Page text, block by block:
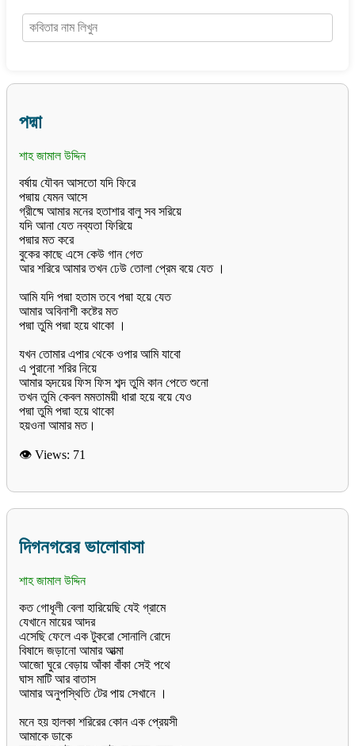
পদ্মা
শাহ জামাল উদ্দিন
বর্ষায় যৌবন আসতো যদি ফিরে
পদ্মায় যেমন আসে
গ্রীষ্মে আমার মনের হতাশার বালু সব সরিয়ে
যদি আনা যেত নব্যতা ফিরিয়ে
পদ্মার মত করে
বুকের কাছে এসে কেউ গান গেত
আর শরিরে আমার তখন ঢেউ তোলা প্রেম বয়ে যেত ।
আমি যদি পদ্মা হতাম তবে পদ্মা হয়ে যেত
আমার অবিনাশী কষ্টের মত
পদ্মা তুমি পদ্মা হয়ে থাকো ।
যখন তোমার এপার থেকে ওপার আমি যাবো
এ পুরানো শরির নিয়ে
আমার হৃদয়ের ফিস ফিস শব্দ তুমি কান পেতে শুনো
তখন তুমি কেবল মমতাময়ী ধারা হয়ে বয়ে যেও
পদ্মা তুমি পদ্মা হয়ে থাকো
হয়ওনা আমার মত।
👁 Views: 71
দিগনগরের ভালোবাসা
শাহ জামাল উদ্দিন
কত গোধূলী বেলা হারিয়েছি যেই গ্রামে
যেখানে মায়ের আদর
এসেছি ফেলে এক টুকরো সোনালি রোদে
বিষাদে জড়ানো আমার আত্মা
আজো ঘুরে বেড়ায় আঁকা বাঁকা সেই পথে
ঘাস মাটি আর বাতাস
আমার অনুপস্থিতি টের পায় সেখানে ।
মনে হয় হালকা শরিরের কোন এক প্রেয়সী
আমাকে ডাকে